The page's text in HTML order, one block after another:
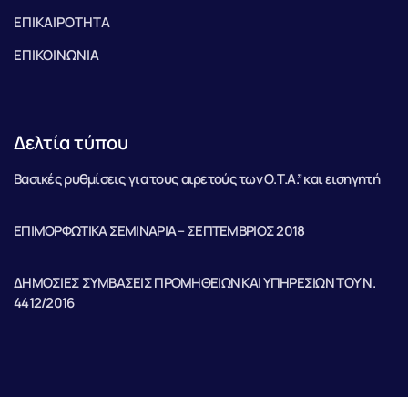
ΕΠΙΚΑΙΡΟΤΗΤΑ
ΕΠΙΚΟΙΝΩΝΙΑ
Δελτία τύπου
Βασικές ρυθμίσεις για τους αιρετούς των Ο.Τ.Α.” και εισηγητή
ΕΠΙΜΟΡΦΩΤΙΚΑ ΣΕΜΙΝΑΡΙΑ – ΣΕΠΤΕΜΒΡΙΟΣ 2018
ΔΗΜΟΣΙΕΣ ΣΥΜΒΑΣΕΙΣ ΠΡΟΜΗΘΕΙΩΝ ΚΑΙ ΥΠΗΡΕΣΙΩΝ ΤΟΥ Ν.
4412/2016